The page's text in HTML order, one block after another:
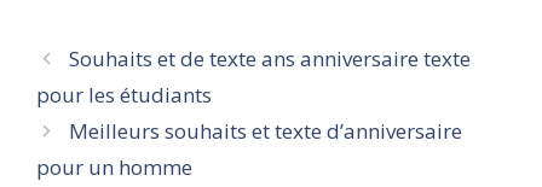
Souhaits et de texte ans anniversaire texte
pour les étudiants
Meilleurs souhaits et texte d’anniversaire
pour un homme